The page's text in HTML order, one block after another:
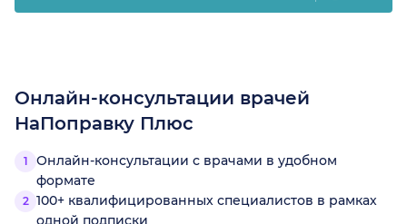
Онлайн-консультации врачей
НаПоправку Плюс
Онлайн-консультации с врачами в удобном
формате
100+ квалифицированных специалистов в рамках
одной подписки